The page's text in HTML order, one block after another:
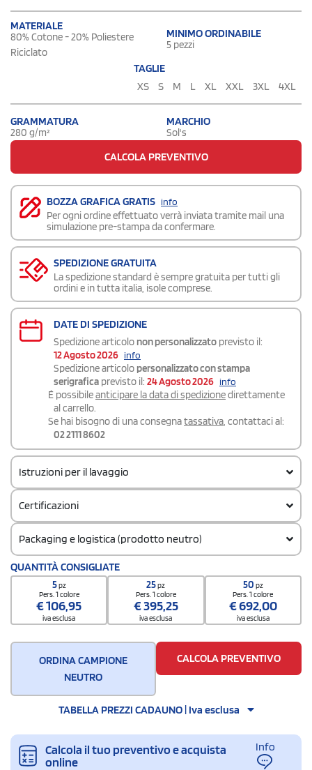
MATERIALE
80% Cotone - 20% Poliestere
Riciclato
MINIMO ORDINABILE
5 pezzi
TAGLIE
XS
S M L XL XXL 3XL 4XL
GRAMMATURA
280 g/m²
MARCHIO
Sol's
CALCOLA PREVENTIVO
BOZZA GRAFICA GRATIS info
Per ogni ordine effettuato verrà inviata tramite mail una
simulazione pre-stampa da confermare.
SPEDIZIONE GRATUITA
La spedizione standard è sempre gratuita per tutti gli
ordini e in tutta italia, isole comprese.
DATE DI SPEDIZIONE
Spedizione articolo non personalizzato previsto il:
12 Agosto 2026 info
Spedizione articolo personalizzato con stampa
serigrafica previsto il: 24 Agosto 2026 info
É possibileanticipare la data di spedizionedirettamente
al carrello.
Se hai bisogno di una consegnatassativa, contattaci al:
02 2111 8602
Istruzioni per il lavaggio
Certificazioni
Packaging e logistica (prodotto neutro)
Quantità per confezione
5
Quantità per scatola
QUANTITÀ CONSIGLIATE
5pz
Pers. 1 colore
€106,95
iva esclusa
25pz
Pers. 1 colore
€395,25
iva esclusa
50 pz
Pers. 1 colore
€692,00
iva esclusa
ORDINA CAMPIONE
NEUTRO
CALCOLA PREVENTIVO
TABELLA PREZZI CADAUNO | Iva esclusa
Calcola il tuo preventivo e acquista
online
Info